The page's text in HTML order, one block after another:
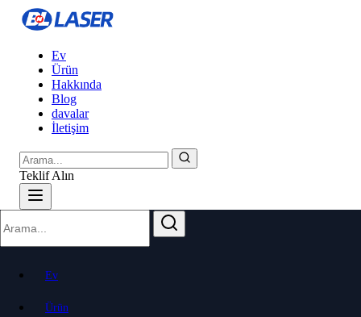
Ev
Ürün
Hakkında
Blog
davalar
İletişim
Teklif Alın
Ev
Ürün